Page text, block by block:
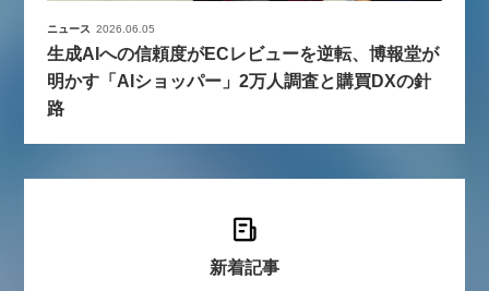
ニュース 2026.06.05
生成AIへの信頼度がECレビューを逆転、博報堂が
明かす「AIショッパー」2万人調査と購買DXの針
路
新着記事